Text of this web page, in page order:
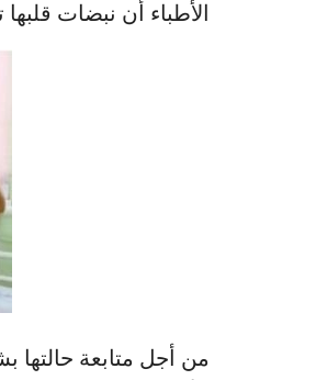
الأطباء أن نبضات قلبها
من أجل متابعة